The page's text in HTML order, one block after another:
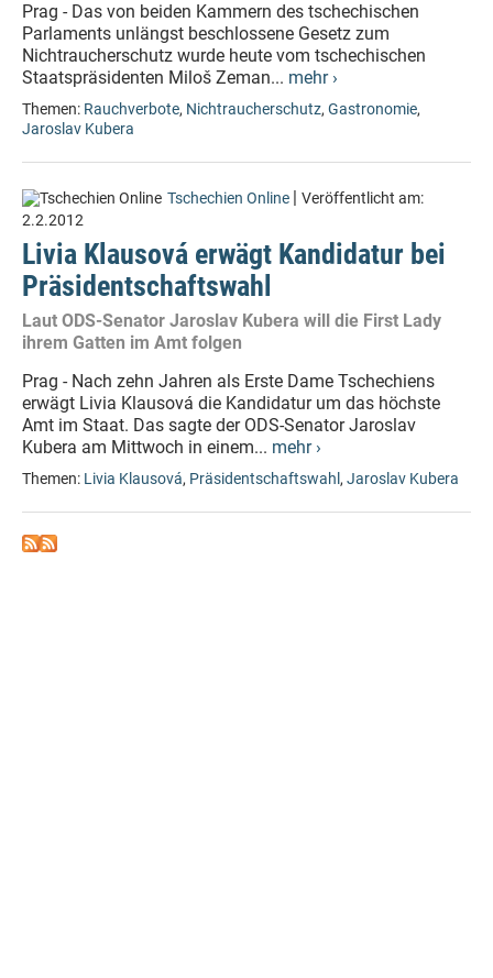
Prag - Das von beiden Kammern des tschechischen
Parlaments unlängst beschlossene Gesetz zum
Nichtraucherschutz wurde heute vom tschechischen
Staatspräsidenten Miloš Zeman... mehr ›
Themen: Rauchverbote, Nichtraucherschutz, Gastronomie,
Jaroslav Kubera
Tschechien Online | Veröffentlicht am:
2.2.2012
Livia Klausová erwägt Kandidatur bei
Präsidentschaftswahl
Laut ODS-Senator Jaroslav Kubera will die First Lady
ihrem Gatten im Amt folgen
Prag - Nach zehn Jahren als Erste Dame Tschechiens
erwägt Livia Klausová die Kandidatur um das höchste
Amt im Staat. Das sagte der ODS-Senator Jaroslav
Kubera am Mittwoch in einem... mehr ›
Themen: Livia Klausová, Präsidentschaftswahl , Jaroslav Kubera